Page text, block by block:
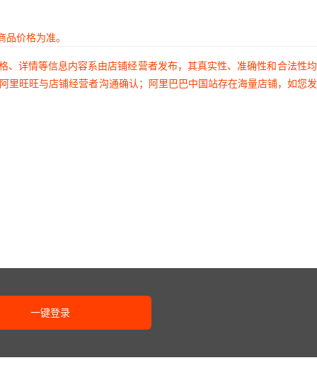
价格为准。
详情等信息内容系由店铺经营者发布，其真实性、准确性和合法性
旺旺与店铺经营者沟通确认；阿里巴巴中国站存在海量店铺，如您
一键登录